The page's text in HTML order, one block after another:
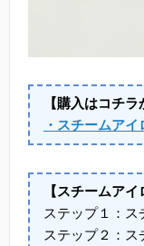
【購入はコチラ
・スチームア
【スチームア
ステップ１：ス
ステップ２：ス